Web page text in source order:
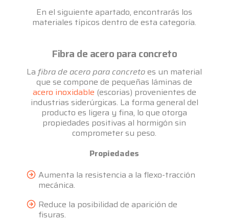
En el siguiente apartado, encontrarás los
materiales típicos dentro de esta categoría.
Fibra de acero para concreto
Lafibra de acero para concretoes un material
que se compone de pequeñas láminas de
acero inoxidable (escorias) provenientes de
industrias siderúrgicas. La forma general del
producto es ligera y fina, lo que otorga
propiedades positivas al hormigón sin
comprometer su peso.
Propiedades
Aumenta la resistencia a la flexo-tracción
mecánica.
Reduce la posibilidad de aparición de
fisuras.